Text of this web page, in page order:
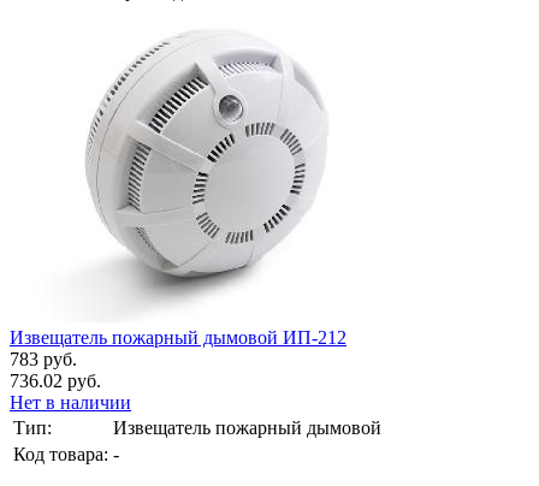
Извещатель пожарный дымовой ИП-212
783 руб.
736.02 руб.
Нет в наличии
Тип:
Извещатель пожарный дымовой
Код товара: -